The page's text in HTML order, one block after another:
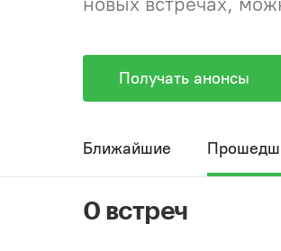
Получать анонсы
Ближайшие
0 встреч